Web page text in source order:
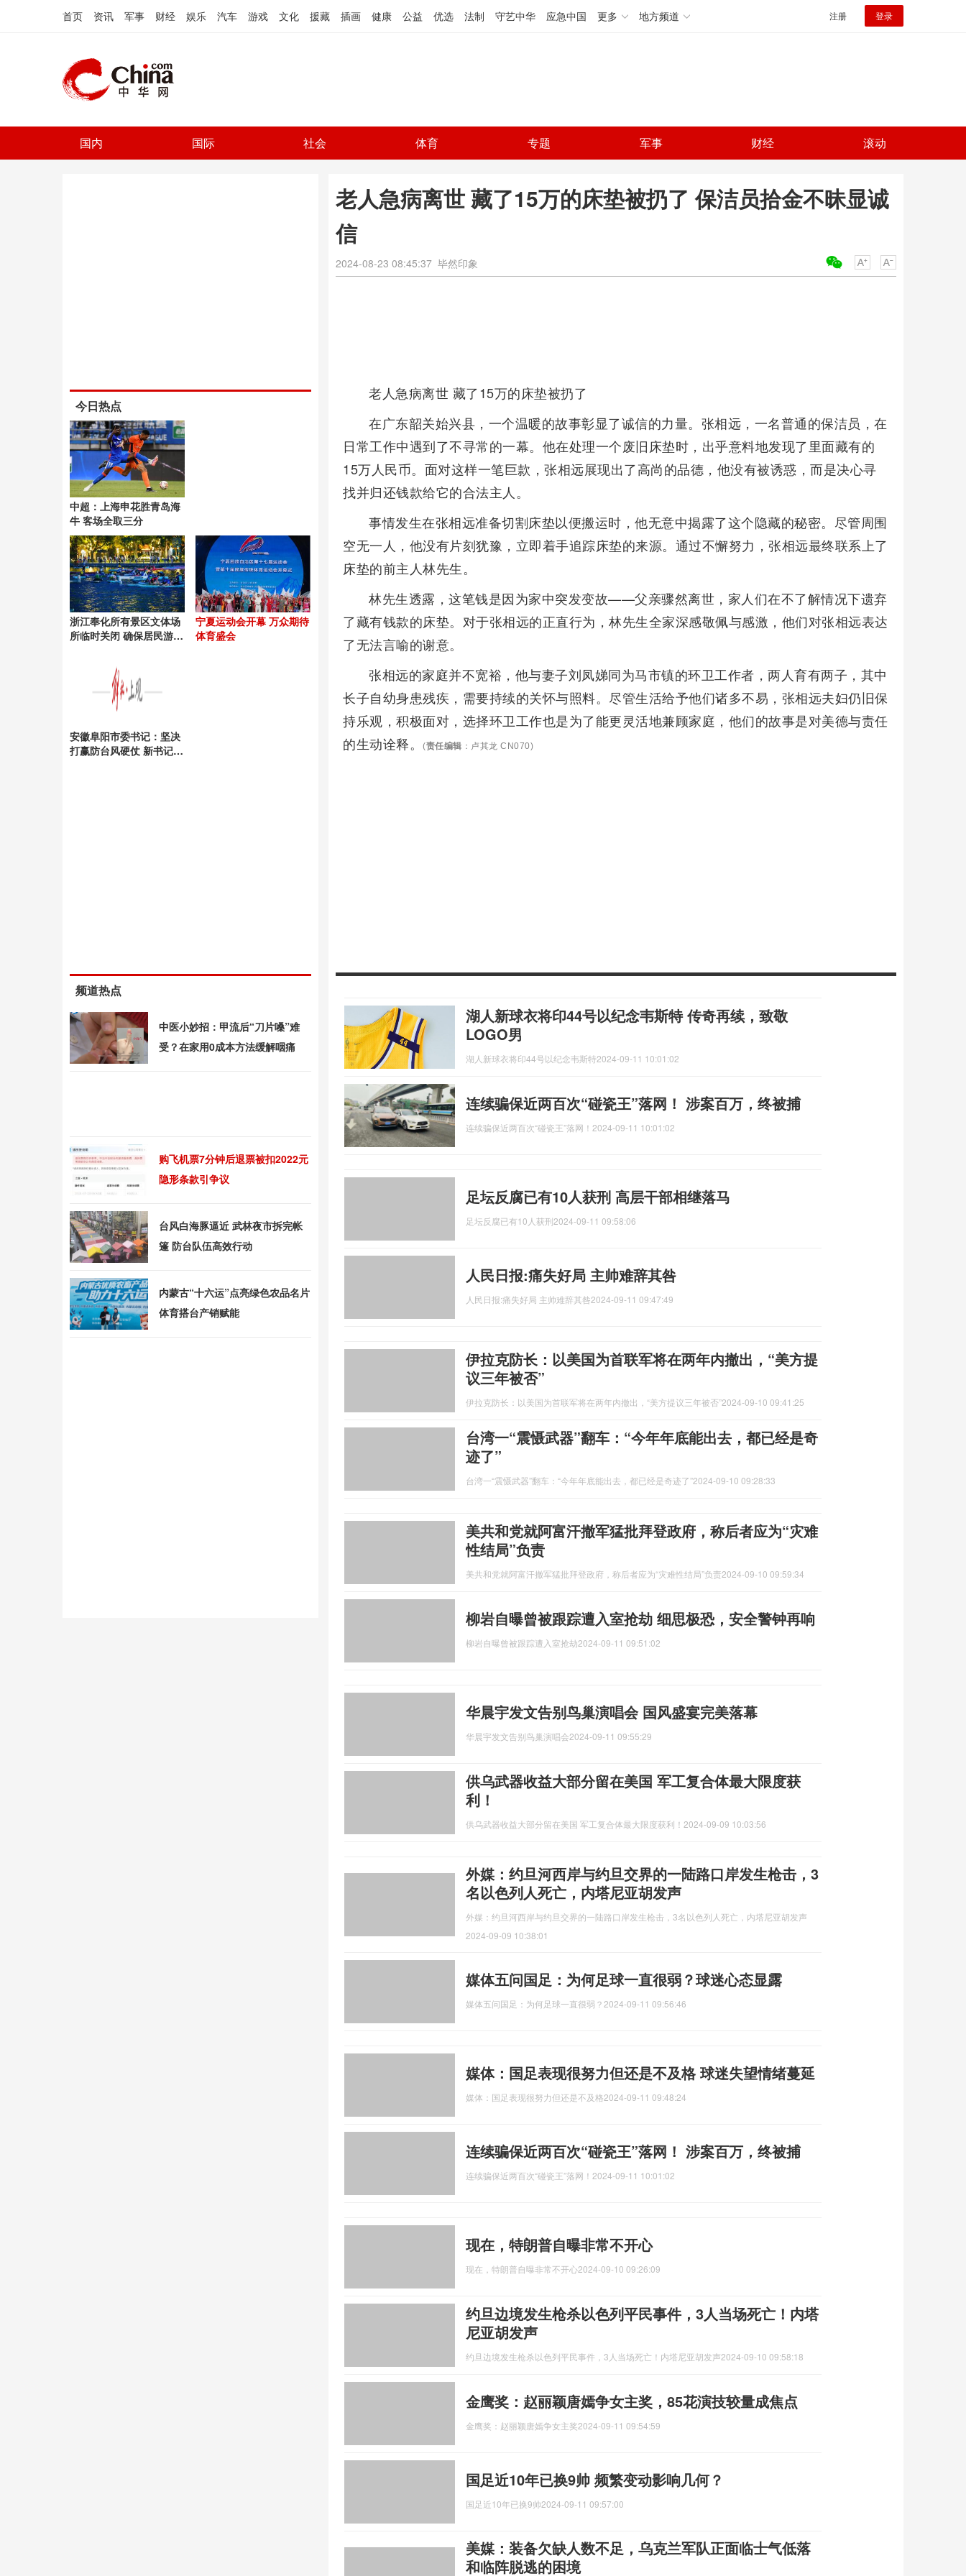
首页 资讯 军事 财经 娱乐 汽车 游戏 文化 援藏 插画 健康 公益 优选 法制 守艺中华 应急中国 更多 地方频道 注册 登录
国内 国际 社会 体育 专题 军事 财经 滚动
老人急病离世 藏了15万的床垫被扔了 保洁员拾金不昧显诚
信
2024-08-23 08:45:37 毕然印象
老人急病离世 藏了15万的床垫被扔了
在广东韶关始兴县，一个温暖的故事彰显了诚信的力量。张相远，一名普通的保洁员，在
日常工作中遇到了不寻常的一幕。他在处理一个废旧床垫时，出乎意料地发现了里面藏有的
15万人民币。面对这样一笔巨款，张相远展现出了高尚的品德，他没有被诱惑，而是决心寻
找并归还钱款给它的合法主人。
事情发生在张相远准备切割床垫以便搬运时，他无意中揭露了这个隐藏的秘密。尽管周围
空无一人，他没有片刻犹豫，立即着手追踪床垫的来源。通过不懈努力，张相远最终联系上了
床垫的前主人林先生。
林先生透露，这笔钱是因为家中突发变故——父亲骤然离世，家人们在不了解情况下遗弃
了藏有钱款的床垫。对于张相远的正直行为，林先生全家深感敬佩与感激，他们对张相远表达
了无法言喻的谢意。
张相远的家庭并不宽裕，他与妻子刘凤娣同为马市镇的环卫工作者，两人育有两子，其中
长子自幼身患残疾，需要持续的关怀与照料。尽管生活给予他们诸多不易，张相远夫妇仍旧保
持乐观，积极面对，选择环卫工作也是为了能更灵活地兼顾家庭，他们的故事是对美德与责任
的生动诠释。
(责任编辑 ：卢其龙 CN070)
湖人新球衣将印44号以纪念韦斯特 传奇再续，致敬
LOGO男
湖人新球衣将印44号以纪念韦斯特2024-09-11 10:01:02
连续骗保近两百次“碰瓷王”落网！ 涉案百万，终被捕
连续骗保近两百次“碰瓷王”落网！ 2024-09-11 10:01:02
足坛反腐已有10人获刑 高层干部相继落马
足坛反腐已有10人获刑2024-09-11 09:58:06
人民日报:痛失好局 主帅难辞其咎
人民日报:痛失好局 主帅难辞其咎2024-09-11 09:47:49
伊拉克防长：以美国为首联军将在两年内撤出，“美方提
议三年被否”
伊拉克防长：以美国为首联军将在两年内撤出，“美方提议三年被否”2024-09-10 09:41:25
台湾一“震慑武器”翻车：“今年年底能出去，都已经是奇
迹了”
台湾一“震慑武器”翻车：“今年年底能出去，都已经是奇迹了”2024-09-10 09:28:33
美共和党就阿富汗撤军猛批拜登政府，称后者应为“灾难
性结局”负责
美共和党就阿富汗撤军猛批拜登政府，称后者应为“灾难性结局”负责2024-09-10 09:59:34
柳岩自曝曾被跟踪遭入室抢劫 细思极恐，安全警钟再响
柳岩自曝曾被跟踪遭入室抢劫2024-09-11 09:51:02
华晨宇发文告别鸟巢演唱会 国风盛宴完美落幕
华晨宇发文告别鸟巢演唱会2024-09-11 09:55:29
供乌武器收益大部分留在美国 军工复合体最大限度获
利！
供乌武器收益大部分留在美国 军工复合体最大限度获利！ 2024-09-09 10:03:56
外媒：约旦河西岸与约旦交界的一陆路口岸发生枪击，3
名以色列人死亡，内塔尼亚胡发声
外媒：约旦河西岸与约旦交界的一陆路口岸发生枪击，3名以色列人死亡，内塔尼亚胡发声
2024-09-09 10:38:01
媒体五问国足：为何足球一直很弱？球迷心态显露
媒体五问国足：为何足球一直很弱？ 2024-09-11 09:56:46
媒体：国足表现很努力但还是不及格 球迷失望情绪蔓延
媒体：国足表现很努力但还是不及格2024-09-11 09:48:24
连续骗保近两百次“碰瓷王”落网！ 涉案百万，终被捕
连续骗保近两百次“碰瓷王”落网！ 2024-09-11 10:01:02
现在，特朗普自曝非常不开心
现在，特朗普自曝非常不开心2024-09-10 09:26:09
约旦边境发生枪杀以色列平民事件，3人当场死亡！内塔
尼亚胡发声
约旦边境发生枪杀以色列平民事件，3人当场死亡！内塔尼亚胡发声2024-09-10 09:58:18
金鹰奖：赵丽颖唐嫣争女主奖，85花演技较量成焦点
金鹰奖：赵丽颖唐嫣争女主奖2024-09-11 09:54:59
国足近10年已换9帅 频繁变动影响几何？
国足近10年已换9帅2024-09-11 09:57:00
美媒：装备欠缺人数不足，乌克兰军队正面临士气低落
和临阵脱逃的困境
今日热点
中超：上海申花胜青岛海
牛 客场全取三分
浙江奉化所有景区文体场
所临时关闭 确保居民游客
宁夏运动会开幕 万众期待
体育盛会
安徽阜阳市委书记：坚决
打赢防台风硬仗 新书记上
频道热点
中医小妙招：甲流后“刀片嗓”难
受？在家用0成本方法缓解咽痛
购飞机票7分钟后退票被扣2022元
隐形条款引争议
台风白海豚逼近 武林夜市拆完帐
篷 防台队伍高效行动
内蒙古“十六运”点亮绿色农品名片
体育搭台产销赋能